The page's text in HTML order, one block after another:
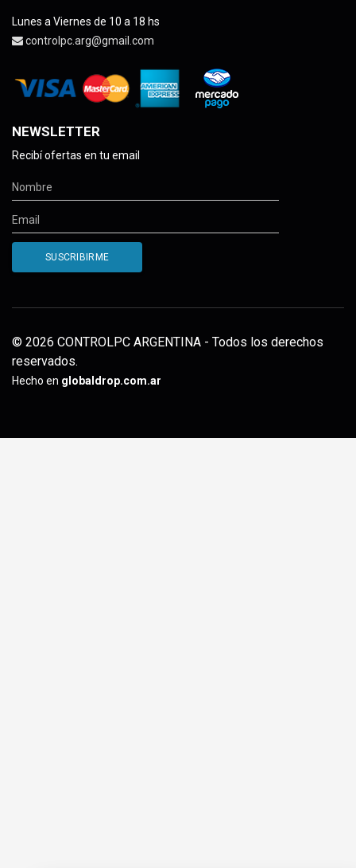
Lunes a Viernes de 10 a 18 hs
controlpc.arg@gmail.com
NEWSLETTER
Recibí ofertas en tu email
© 2026 CONTROLPC ARGENTINA - Todos los derechos
reservados.
Hecho en globaldrop.com.ar